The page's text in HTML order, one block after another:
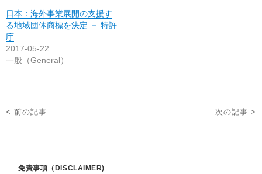
日本：海外事業展開の支援す
る地域団体商標を決定 － 特許
庁
2017-05-22
一般（General）
投
稿
< 前の記事 次の記事 >
免責事項（DISCLAIMER)